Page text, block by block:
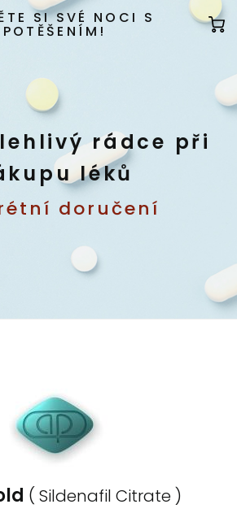
SI SVÉ NOCI S
POTĚŠENÍM!
rádce při
léků
doručení
( Sildenafil Citrate )